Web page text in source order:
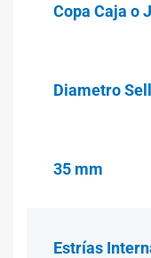
Copa Caja o
Diametro
35 mm
Estrías